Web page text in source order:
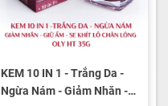
KEM 10 IN 1 - Trắng Da -
Ngừa Nám - Giảm Nhăn -